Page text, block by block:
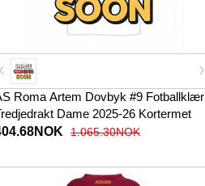
Roma Artem Dovbyk #9 Fotballklær
Dame 2025-26 Kortermet
1.065.30NOK